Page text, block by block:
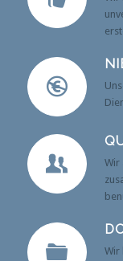
Wir
Wir